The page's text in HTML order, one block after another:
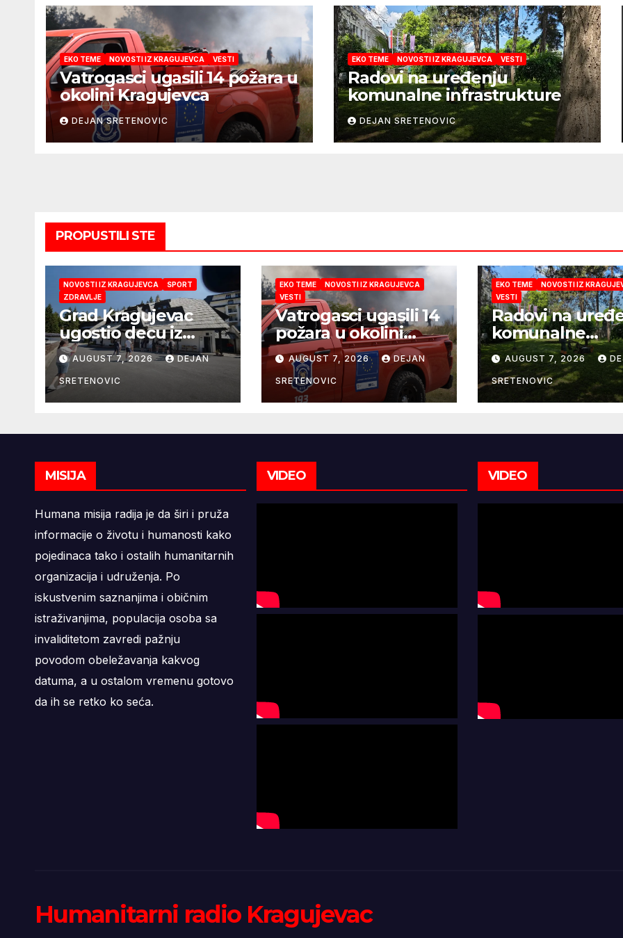
EKO TEME NOVOSTI IZ KRAGUJEVCA VESTI
Vatrogasci ugasili 14 požara u
okolini Kragujevca
DEJAN SRETENOVIC
EKO TEME NOVOSTI IZ KRAGUJEVCA VESTI
Radovi na uređenju
komunalne infrastrukture
DEJAN SRETENOVIC
PROPUSTILI STE
NOVOSTI IZ KRAGUJEVCA
SPORT
ZDRAVLJE
Grad Kragujevac
ugostio decu iz
Zaporožja
AUGUST 7, 2026 DEJAN
SRETENOVIC
EKO TEME
NOVOSTI IZ KRAGUJEVCA
VESTI
Vatrogasci ugasili 14
požara u okolini
Kragujevca
AUGUST 7, 2026 DEJAN
SRETENOVIC
EKO TEME
NOVOSTI IZ
VESTI
Radovi na
komunalne
infrastrukture
AUGUST 7, 2026
SRETENOVIC
MISIJA
Humana misija radija je da širi i pruža
informacije o životu i humanosti kako
pojedinaca tako i ostalih humanitarnih
organizacija i udruženja. Po
iskustvenim saznanjima i običnim
istraživanjima, populacija osoba sa
invaliditetom zavredi pažnju
povodom obeležavanja kakvog
datuma, a u ostalom vremenu gotovo
da ih se retko ko seća.
VIDEO VIDEO
Humanitarni radio Kragujevac